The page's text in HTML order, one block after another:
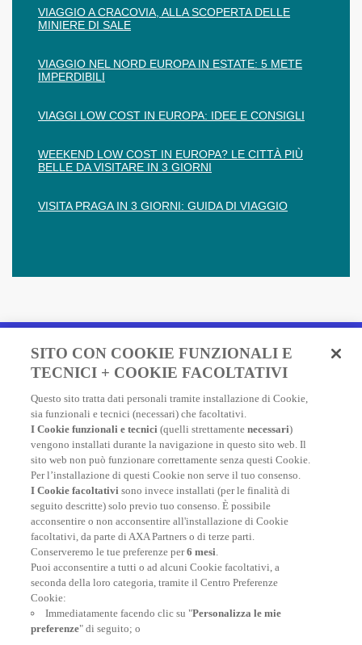
VIAGGIO A CRACOVIA, ALLA SCOPERTA DELLE
MINIERE DI SALE
VIAGGIO NEL NORD EUROPA IN ESTATE: 5 METE
IMPERDIBILI
VIAGGI LOW COST IN EUROPA: IDEE E CONSIGLI
WEEKEND LOW COST IN EUROPA? LE CITTÀ PIÙ
BELLE DA VISITARE IN 3 GIORNI
VISITA PRAGA IN 3 GIORNI: GUIDA DI VIAGGIO
Fai un preventivo e acquista
in due minuti!
Assicurazione Viaggio AXA: scegli e acquista online la
migliore polizza, economica e completa, per viaggiare
nel mondo.
FAI UN PREVENTIVO
At your side, everyday
SITO CON COOKIE FUNZIONALI E
TECNICI + COOKIE FACOLTATIVI
Questo sito tratta dati personali tramite installazione di Cookie,
sia funzionali e tecnici (necessari) che facoltativi.
I Cookie funzionali e tecnici (quelli strettamentenecessari)
vengono installati durante la navigazione in questo sito web. Il
sito web non può funzionare correttamente senza questi Cookie.
Per l’installazione di questi Cookie non serve il tuo consenso.
I Cookie facoltativi sono invece installati (per le finalità di
seguito descritte) solo previo tuo consenso. È possibile
acconsentire o non acconsentire all'installazione di Cookie
facoltativi, da parte di AXA Partners o di terze parti.
Conserveremo le tue preferenze per6 mesi.
Puoi acconsentire a tutti o ad alcuni Cookie facoltativi, a
seconda della loro categoria, tramite il Centro Preferenze
Cookie:
Immediatamente facendo clic su "Personalizza le mie
preferenze" di seguito; o